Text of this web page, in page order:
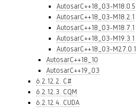
AutosarC++18_03-M18.0.5
AutosarC++18_03-M18.2.1
AutosarC++18_03-M18.7.1
AutosarC++18_03-M19.3.1
AutosarC++18_03-M27.0.1
AutosarC++18_10
AutosarC++19_03
6.2.12.2. C#
6.2.12.3. CQM
6.2.12.4. CUDA